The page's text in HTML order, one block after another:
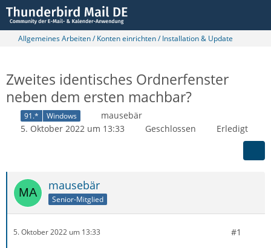
Allgemeines Arbeiten / Konten einrichten / Installation & Update
Zweites identisches Ordnerfenster
neben dem ersten machbar?
91.* Windows
mausebär
5. Oktober 2022 um 13:33
Geschlossen Erledigt
mausebär
Senior-Mitglied
5. Oktober 2022 um 13:33 #1